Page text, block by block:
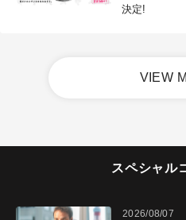
決定!
VIEW
スペシャル
2026/08/07